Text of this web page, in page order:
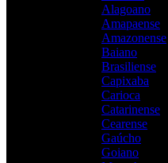
Alagoano
Amapaense
Amazonense
Baiano
Brasiliense
Capixaba
Carioca
Catarinense
Cearense
Gaúcho
Goiano